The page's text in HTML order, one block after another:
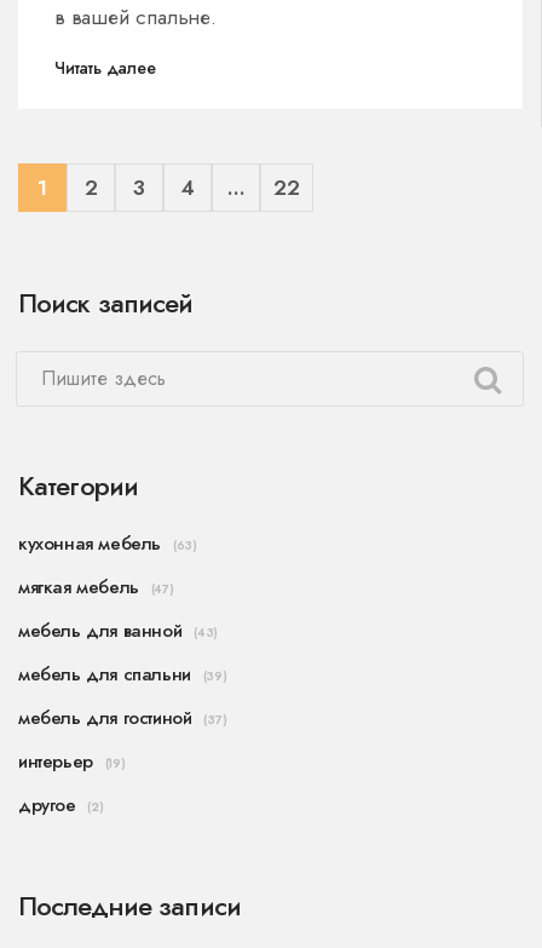
в вашей спальне.
Читать далее
1 2 3 4 … 22
Поиск записей
Категории
кухонная мебель (63)
мягкая мебель (47)
мебель для ванной (43)
мебель для спальни (39)
мебель для гостиной (37)
интерьер (19)
другое (2)
Последние записи